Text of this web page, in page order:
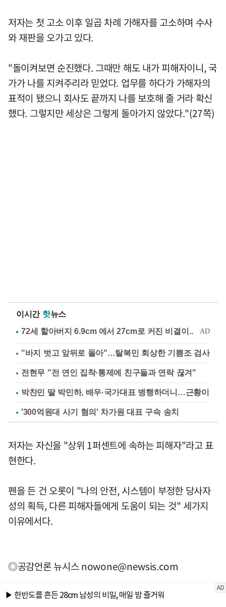
저자는 첫 고소 이후 일곱 차례 가해자를 고소하며 수사
와 재판을 오가고 있다.
"돌이켜보면 순진했다. 그때만 해도 내가 피해자이니, 국
가가 나를 지켜주리라 믿었다. 업무를 하다가 가해자의
표적이 됐으니 회사도 끝까지 나를 보호해 줄 거라 확신
했다. 그렇지만 세상은 그렇게 돌아가지 않았다."(27쪽)
이시간 핫뉴스
"바지 벗고 앞뒤로 돌아"…탈북민 회상한 기쁨조 검사
전현무 "전 연인 집착·통제에 친구들과 연락 끊겨"
박찬민 딸 박민하, 배우·국가대표 병행하더니…근황이
'300억원대 사기 혐의' 차가원 대표 구속 송치
저자는 자신을 "상위 1퍼센트에 속하는 피해자"라고 표
현한다.
펜을 든 건 오롯이 "나의 안전, 시스템이 부정한 당사자
성의 획득, 다른 피해자들에게 도움이 되는 것" 세가지
이유에서다.
◎공감언론 뉴시스nowone@newsis.com